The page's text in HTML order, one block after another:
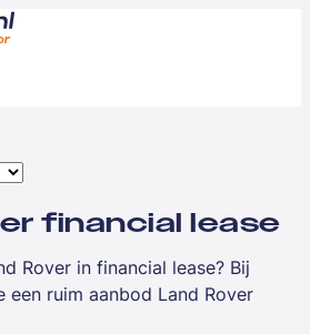
financial lease
Rover in financial lease? Bij
een ruim aanbod Land Rover
zoals de Defender, Range